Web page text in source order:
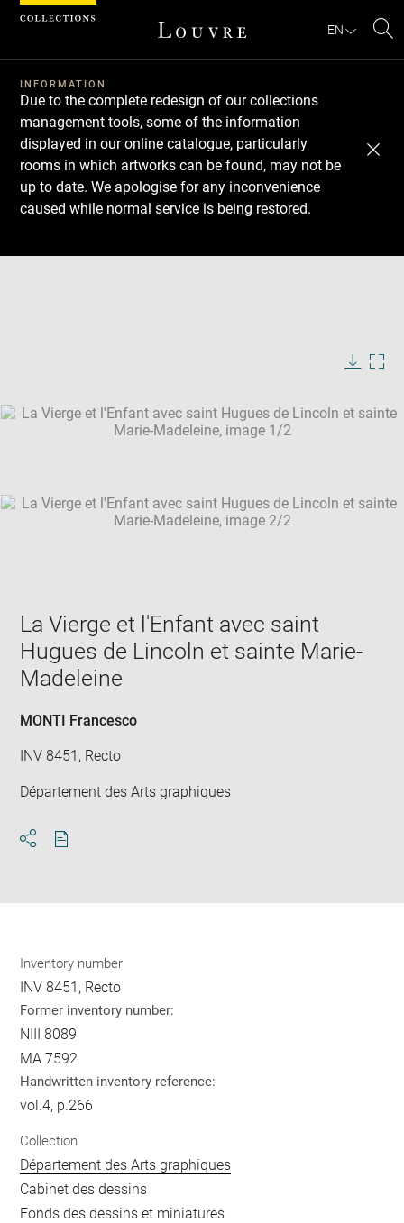
EN
INFORMATION
Due to the complete redesign of our collections
management tools, some of the information
displayed in our online catalogue, particularly
rooms in which artworks can be found, may not be
up to date. We apologise for any inconvenience
caused while normal service is being restored.
in
SKIP IMAGE CAROUSEL
Download
Next
Previous
La Vierge et l'Enfant avec saint
Hugues de Lincoln et sainte Marie-
Madeleine
MONTI Francesco
INV 8451, Recto
Département des Arts graphiques
Inventory number
INV 8451, Recto
Former inventory number:
NIII 8089
MA 7592
Handwritten inventory reference:
vol.4, p.266
Collection
Département des Arts graphiques
Cabinet des dessins
Fonds des dessins et miniatures
Cookies management panel